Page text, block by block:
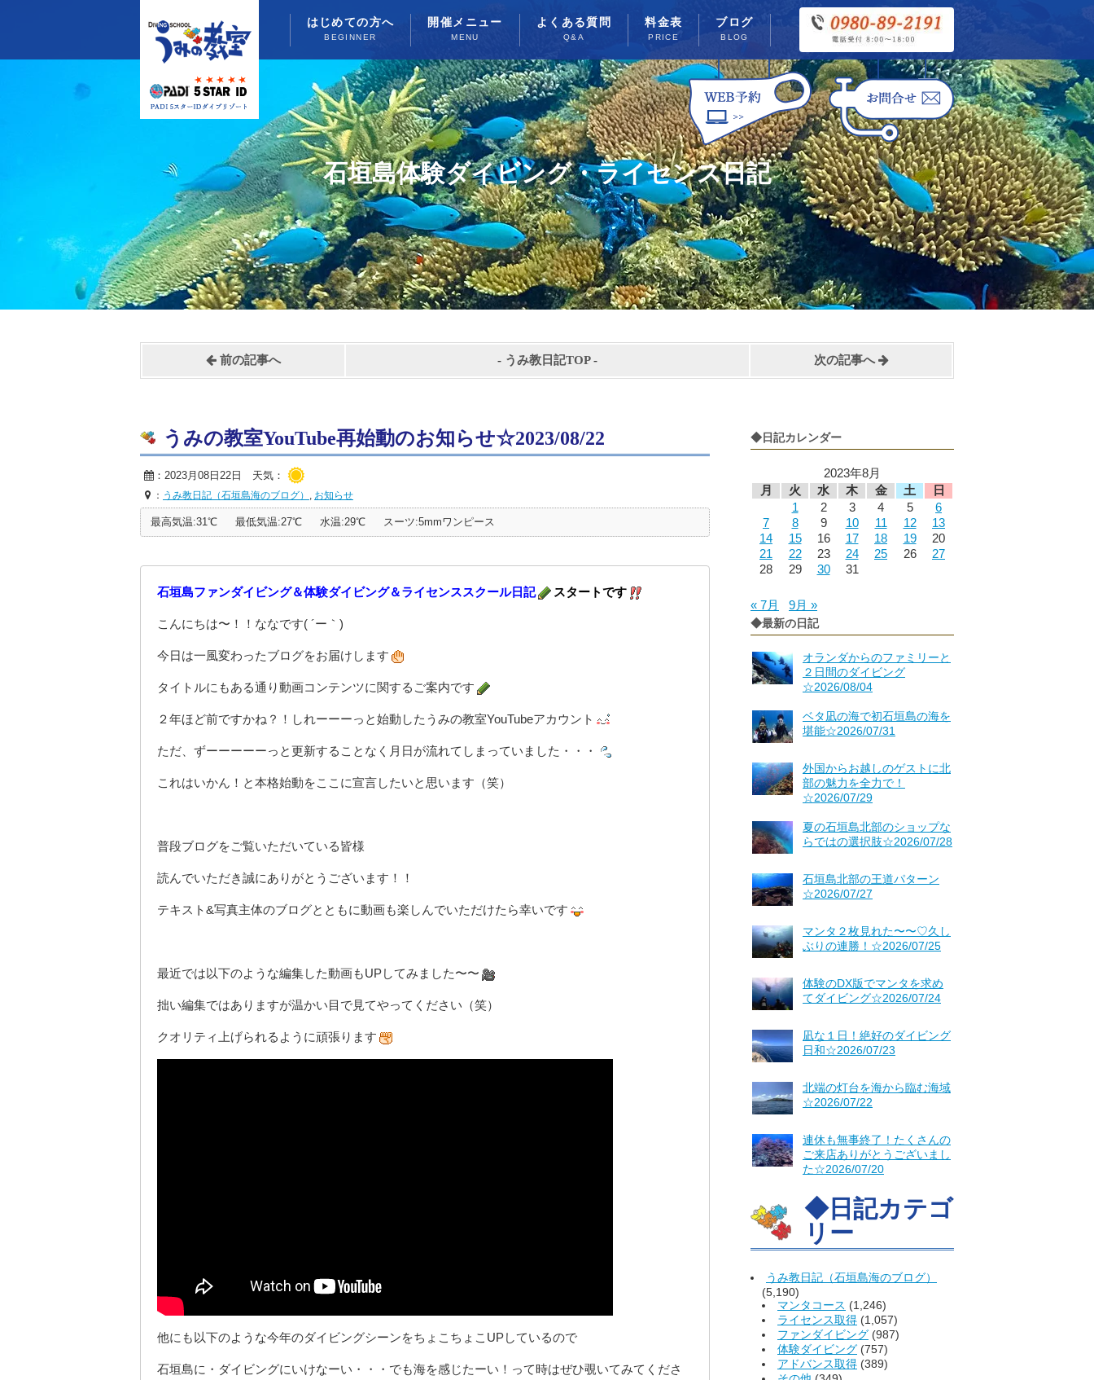
はじめての方へ
BEGINNER
開催メニュー
MENU
よくある質問
Q&A
料金表
PRICE
ブログ
BLOG
石垣島体験ダイビング・ライセンス日記
前の記事へ - うみ教日記TOP- 次の記事へ
◆日記カレンダー
2023年8月
月
火 水 木 金 土
日
1
2 3 4 5
6
7
8 9 10 11 12
13
14
15 16 17 18 19
20
21
22 23 24 25 26
27
28
29 30 31
« 7月 9月 »
◆最新の日記
オランダからのファミリーと
２日間のダイビング
☆2026/08/04
ベタ凪の海で初石垣島の海を
堪能☆2026/07/31
外国からお越しのゲストに北
部の魅力を全力で！
☆2026/07/29
夏の石垣島北部のショップな
らではの選択肢☆2026/07/28
石垣島北部の王道パターン
☆2026/07/27
マンタ２枚見れた〜〜♡久し
ぶりの連勝！☆2026/07/25
体験のDX版でマンタを求め
てダイビング☆2026/07/24
凪な１日！絶好のダイビング
日和☆2026/07/23
北端の灯台を海から臨む海域
☆2026/07/22
連休も無事終了！たくさんの
ご来店ありがとうございまし
た☆2026/07/20
◆日記カテゴ
リー
うみ教日記（石垣島海のブログ）
(5,190)
マンタコース (1,246)
ライセンス取得 (1,057)
ファンダイビング (987)
体験ダイビング (757)
アドバンス取得 (389)
うみの教室YouTube再始動のお知らせ☆2023/08/22
：2023月08日22日 天気：
： うみ教日記（石垣島海のブログ） , お知らせ
最高気温:31℃ 最低気温:27℃ 水温:29℃ スーツ:5mmワンピース
石垣島ファンダイビング＆体験ダイビング＆ライセンススクール日記 スタートです
こんにちは〜！！ななです( ´ー｀)
今日は一風変わったブログをお届けします
タイトルにもある通り動画コンテンツに関するご案内です
２年ほど前ですかね？！しれーーーっと始動したうみの教室YouTubeアカウント
ただ、ずーーーーーっと更新することなく月日が流れてしまっていました・・・
これはいかん！と本格始動をここに宣言したいと思います（笑）
普段ブログをご覧いただいている皆様
読んでいただき誠にありがとうございます！！
テキスト&写真主体のブログとともに動画も楽しんでいただけたら幸いです
最近では以下のような編集した動画もUPしてみました〜〜
拙い編集ではありますが温かい目で見てやってください（笑）
クオリティ上げられるように頑張ります
他にも以下のような今年のダイビングシーンをちょこちょこUPしているので
石垣島に・ダイビングにいけなーい・・・でも海を感じたーい！って時はぜひ覗いてみてくださ